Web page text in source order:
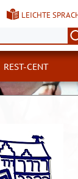
LEICHTE
REST-CENT